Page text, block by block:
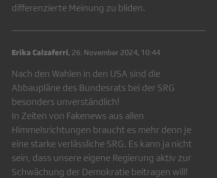
differenzierte Meinung zu bliden.
Erika Calzaferri, 26. November 2024, 10:44
Nach den Wahlen in den USA sind die
Abbaupläne des Bundesrats bei der SRG
besonders unverständlich!
In Zeiten von Fakenews aus allen
Himmelsrichtungen braucht es mehr denn je
eine starke verlässliche SRG. Es kann ja nicht
sein, dass unsere eigene Regierung aktiv zur
Schwächung der Demokratie beitragen will!